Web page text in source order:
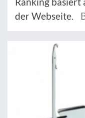
der Webseite.